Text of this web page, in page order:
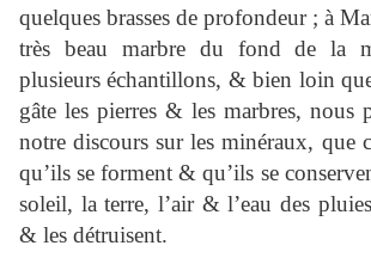
quelques brasses de profondeur ; à
très beau marbre du fond de la
plusieurs échantillons, & bien loin
gâte les pierres & les marbres, nous
notre discours sur les minéraux, que
qu’ils se forment & qu’ils se
soleil, la terre, l’air & l’eau des
& les détruisent.